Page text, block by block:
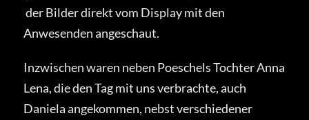
der Bilder direkt vom Display mit den
Anwesenden angeschaut.
Inzwischen waren neben Poeschels Tochter Anna
Lena, die den Tag mit uns verbrachte, auch
Daniela angekommen, nebst verschiedener